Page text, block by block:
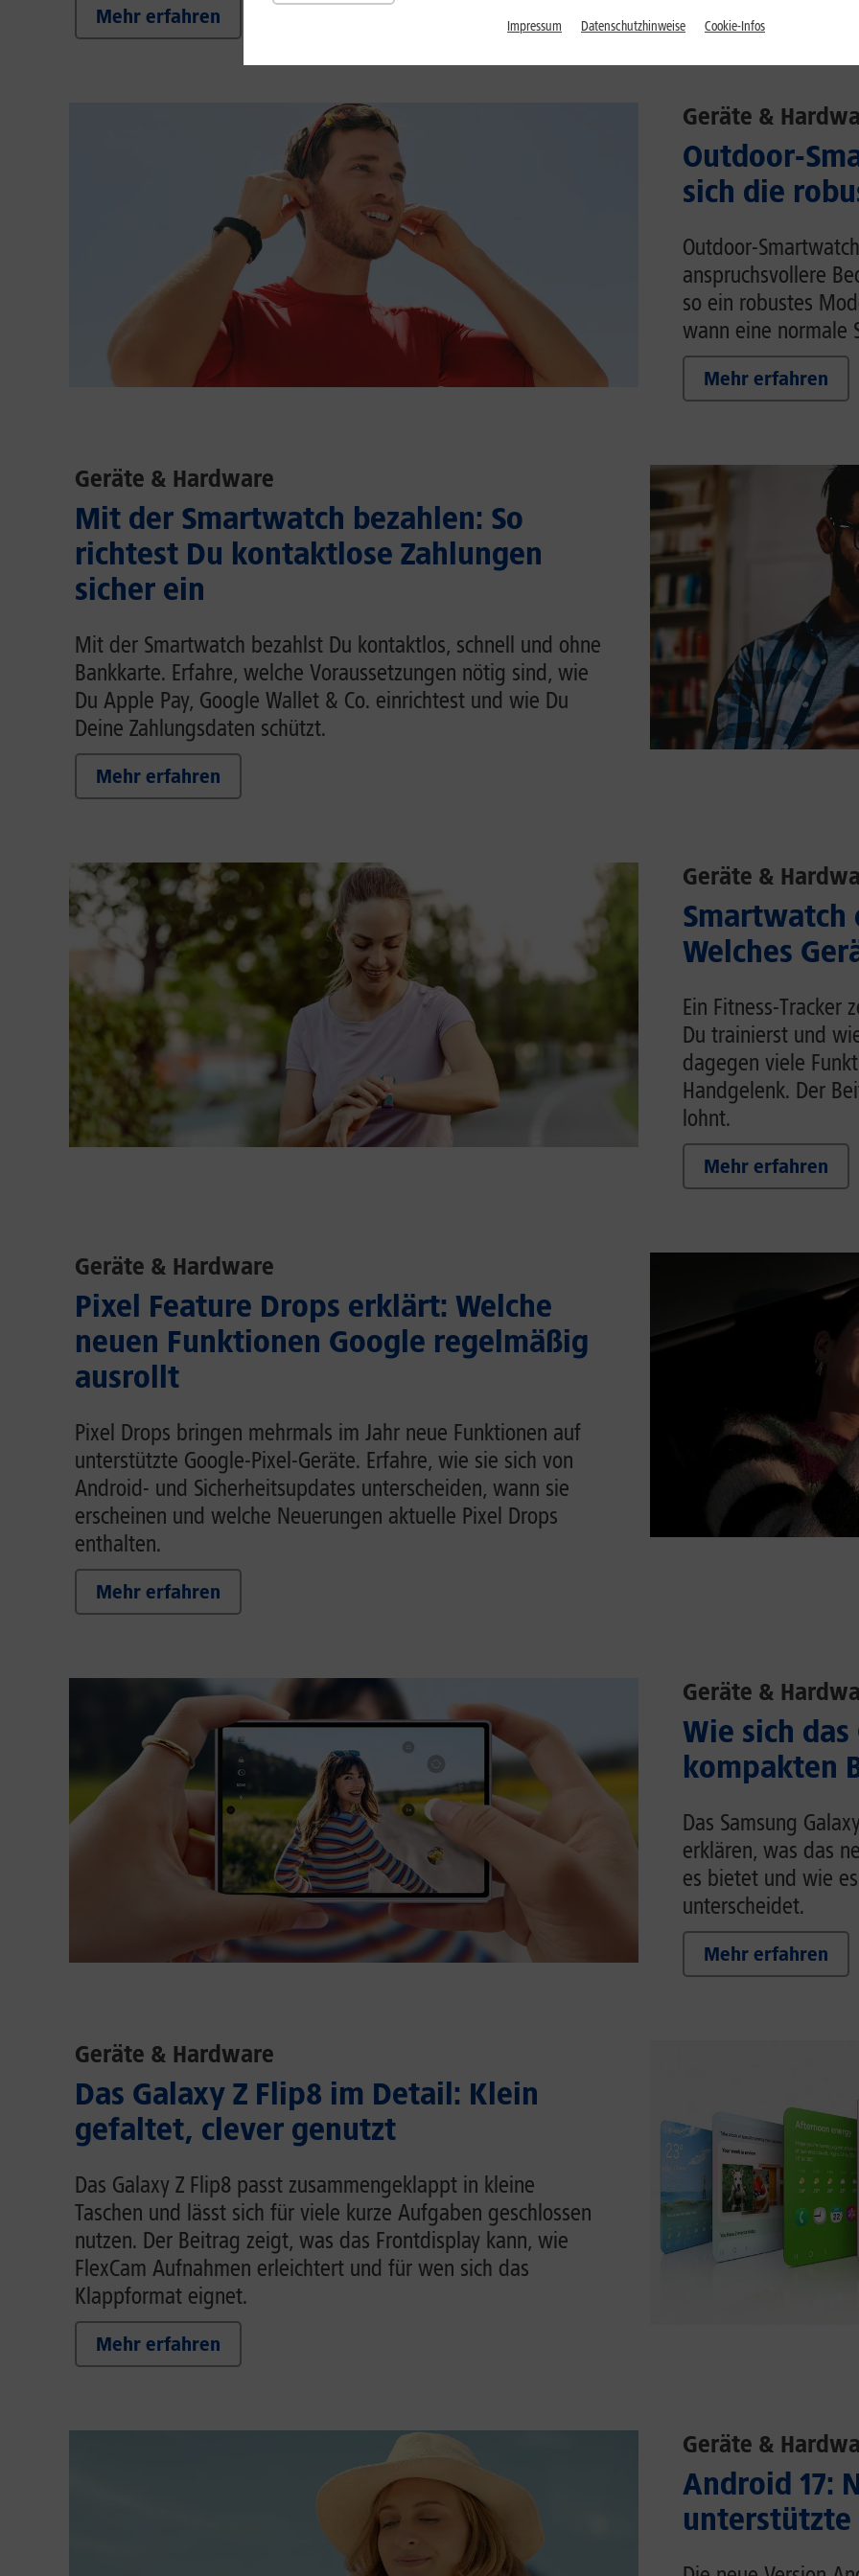
Mehr erfahren
Geräte &
Outdoor-
sich die
Outdoor-
anspruchsvollere
so ein robustes
wann eine normale
Mehr erfahren
Geräte & Hardware
Mit der Smartwatch bezahlen: So
richtest Du kontaktlose Zahlungen
sicher ein
Mit der Smartwatch bezahlst Du kontaktlos, schnell und ohne
Bankkarte. Erfahre, welche Voraussetzungen nötig sind, wie
Du Apple Pay, Google Wallet & Co. einrichtest und wie Du
Deine Zahlungsdaten schützt.
Mehr erfahren
Geräte &
Smartwatch
Welches
Ein Fitness-Tracker
Du trainierst und
dagegen viele
Handgelenk. Der
lohnt.
Mehr erfahren
Geräte & Hardware
Pixel Feature Drops erklärt: Welche
neuen Funktionen Google regelmäßig
ausrollt
Pixel Drops bringen mehrmals im Jahr neue Funktionen auf
unterstützte Google-Pixel-Geräte. Erfahre, wie sie sich von
Android- und Sicherheitsupdates unterscheiden, wann sie
erscheinen und welche Neuerungen aktuelle Pixel Drops
enthalten.
Mehr erfahren
Geräte &
Wie sich
kompakten
Das Samsung
erklären, was das
es bietet und wie
unterscheidet.
Mehr erfahren
Geräte & Hardware
Das Galaxy Z Flip8 im Detail: Klein
gefaltet, clever genutzt
Das Galaxy Z Flip8 passt zusammengeklappt in kleine
Taschen und lässt sich für viele kurze Aufgaben geschlossen
nutzen. Der Beitrag zeigt, was das Frontdisplay kann, wie
FlexCam Aufnahmen erleichtert und für wen sich das
Klappformat eignet.
Mehr erfahren
Geräte &
Android 17:
unterstützte
Impressum Datenschutzhinweise Cookie-Infos